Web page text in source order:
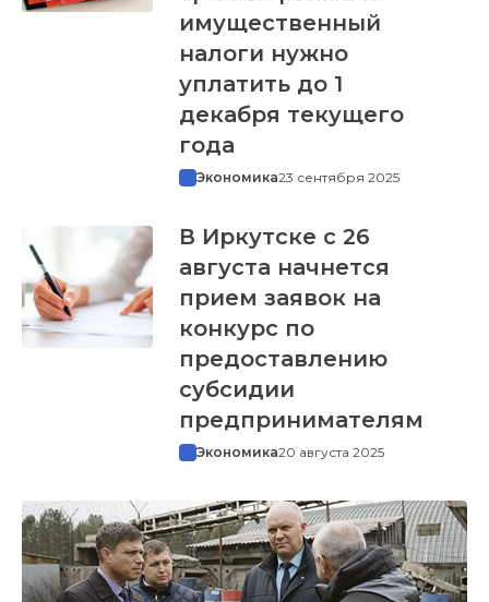
имущественный
налоги нужно
уплатить до 1
декабря текущего
года
Экономика23 сентября 2025
В Иркутске с 26
августа начнется
прием заявок на
конкурс по
предоставлению
субсидии
предпринимателям
Экономика20 августа 2025